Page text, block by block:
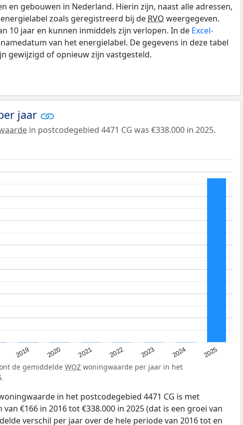
en gebouwen in Nederland. Hierin zijn, naast alle adressen,
zoals geregistreerd bij de RVO weergegeven.
10 jaar en kunnen inmiddels zijn verlopen. In de Excel-
van het energielabel. De gegevens in deze tabel
gewijzigd of opnieuw zijn vastgesteld.
jaar
in postcodegebied 4471 CG was €338.000 in 2025.
2019 2020 2021 2022 2023 2024 2025
de gemiddelde WOZ woningwaarde per jaar in het
in het postcodegebied 4471 CG is met
€166 in 2016 tot €338.000 in 2025 (dat is een groei van
verschil per jaar over de hele periode van 2016 tot en